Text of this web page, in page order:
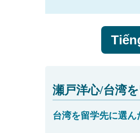
瀬戸洋心/台湾
台湾を留学先に選ん